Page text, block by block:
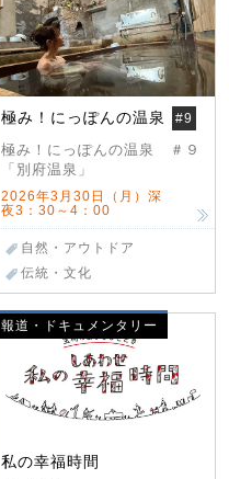
極み！にっぽんの温泉 #9
極み！にっぽんの温泉 ＃９
「別府温泉」
2026年3月30日（月）深
夜3：30～4：00
自然・アウトドア
伝統・文化
報道・ドキュメンタリー
私の幸福時間